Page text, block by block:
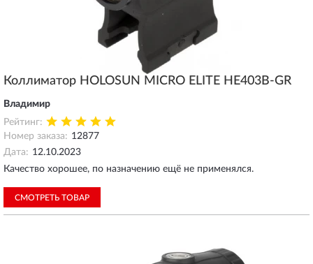
Коллиматор HOLOSUN MICRO ELITE HE403B-GR
Владимир
Рейтинг:
Номер заказа: 12877
Дата: 12.10.2023
Качество хорошее, по назначению ещё не применялся.
СМОТРЕТЬ ТОВАР